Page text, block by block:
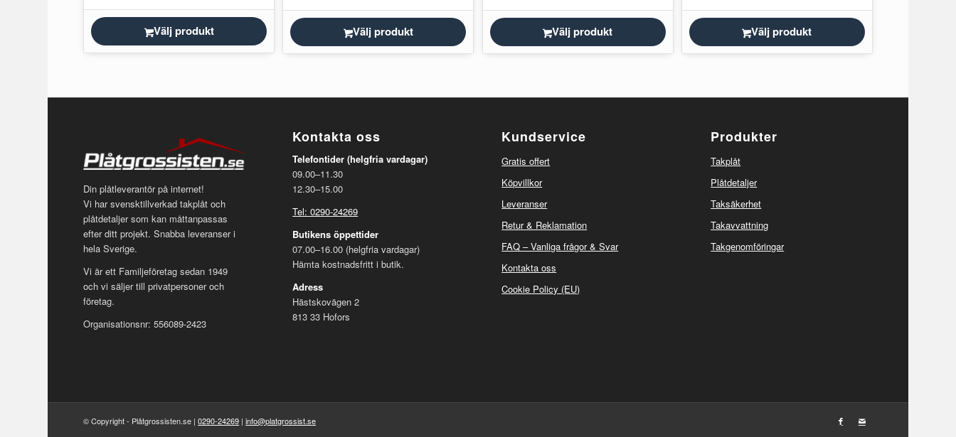
Välj produkt Välj produkt Välj produkt Välj produkt
Din plåtleverantör på internet!
Vi har svensktillverkad takplåt och
plåtdetaljer som kan måttanpassas
efter ditt projekt. Snabba leveranser i
hela Sverige.
Vi är ett Familjeföretag sedan 1949
och vi säljer till privatpersoner och
företag.
Organisationsnr: 556089-2423
Kontakta oss
Telefontider (helgfria vardagar)
09.00–11.30
12.30–15.00
Tel: 0290-24269
Butikens öppettider
07.00–16.00 (helgfria vardagar)
Hämta kostnadsfritt i butik.
Adress
Hästskovägen 2
813 33 Hofors
Kundservice
Gratis offert
Köpvillkor
Leveranser
Retur & Reklamation
FAQ – Vanliga frågor & Svar
Kontakta oss
Cookie Policy (EU)
Produkter
Takplåt
Plåtdetaljer
Taksäkerhet
Takavvattning
Takgenomföringar
© Copyright - Plåtgrossisten.se |0290-24269 |info@platgrossist.se